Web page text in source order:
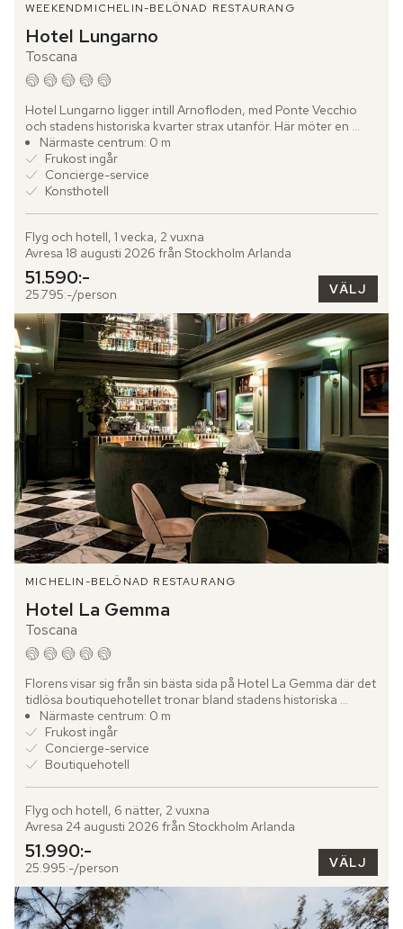
WEEKENDMICHELIN-BELÖNAD RESTAURANG
Hotel Lungarno
Toscana
Hotel Lungarno ligger intill Arnofloden, med Ponte Vecchio
och stadens historiska kvarter strax utanför. Här möter en
avslappnad färgpalett i blått, vitt och brunt en omfattande...
Närmaste centrum: 0 m
Frukost ingår
Concierge-service
Konsthotell
Flyg och hotell, 1 vecka, 2 vuxna
Avresa 18 augusti 2026 från Stockholm Arlanda
51.590:-
25.795:-/person VÄLJ
MICHELIN-BELÖNAD RESTAURANG
Hotel La Gemma
Toscana
Florens visar sig från sin bästa sida på Hotel La Gemma där det
tidlösa boutiquehotellet tronar bland stadens historiska
kvarter. Här rör du dig genom smala gränder, förbi palats...
Närmaste centrum: 0 m
Frukost ingår
Concierge-service
Boutiquehotell
Flyg och hotell, 6 nätter, 2 vuxna
Avresa 24 augusti 2026 från Stockholm Arlanda
51.990:-
25.995:-/person VÄLJ